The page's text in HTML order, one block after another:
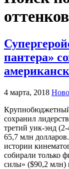
пантера»
4 марта, 2018
сохранил
третий уик-энд (2-
65,7 млн
истории
собирали только
силы» ($90,2